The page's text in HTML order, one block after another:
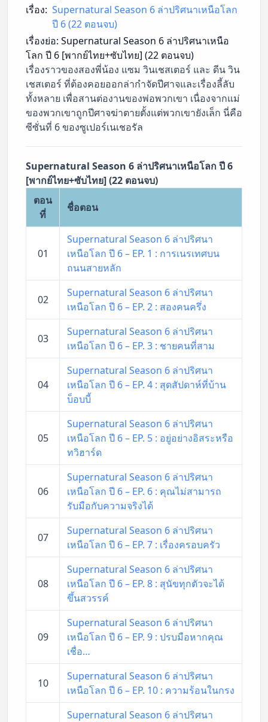
เรื่อง: Supernatural Season 6 ล่าปริศนาเหนือโลก
ปี 6 (22 ตอนจบ)
เรื่องย่อ: Supernatural Season 6 ล่าปริศนาเหนือ
โลก ปี 6 [พากย์ไทย+ซับไทย] (22 ตอนจบ)
เรื่องราวของสองพี่น้อง แซม วินเชสเตอร์ และ ดีน วิน
เชสเตอร์ ที่ต้องคอยออกล่ากำจัดปีศาจและเรื่องลี้ลับ
ทั้งหลาย เพื่อสานต่องานของพ่อพวกเขา เนื่องจากแม่
ของพวกเขาถูกปีศาจฆ่าตายตั้งแต่พวกเขายังเล็ก นี่คือ
ซีซั่นที่ 6 ของซูเปอร์เนเชอรัล
Supernatural Season 6 ล่าปริศนาเหนือโลก ปี 6
[พากย์ไทย+ซับไทย] (22 ตอนจบ)
ตอน
ที่
ชื่อตอน
01
Supernatural Season 6 ล่าปริศนา
เหนือโลก ปี 6 – EP. 1 : การเนรเทศบน
ถนนสายหลัก
02
Supernatural Season 6 ล่าปริศนา
เหนือโลก ปี 6 – EP. 2 : สองคนครึ่ง
03
Supernatural Season 6 ล่าปริศนา
เหนือโลก ปี 6 – EP. 3 : ชายคนที่สาม
04
Supernatural Season 6 ล่าปริศนา
เหนือโลก ปี 6 – EP. 4 : สุดสัปดาห์ที่บ้าน
บ็อบบี้
05
Supernatural Season 6 ล่าปริศนา
เหนือโลก ปี 6 – EP. 5 : อยู่อย่างอิสระหรือ
ทวิฮาร์ด
06
Supernatural Season 6 ล่าปริศนา
เหนือโลก ปี 6 – EP. 6 : คุณไม่สามารถ
รับมือกับความจริงได้
07
Supernatural Season 6 ล่าปริศนา
เหนือโลก ปี 6 – EP. 7 : เรื่องครอบครัว
08
Supernatural Season 6 ล่าปริศนา
เหนือโลก ปี 6 – EP. 8 : สุนัขทุกตัวจะได้
ขึ้นสวรรค์
09
Supernatural Season 6 ล่าปริศนา
เหนือโลก ปี 6 – EP. 9 : ปรบมือหากคุณ
เชื่อ…
10
Supernatural Season 6 ล่าปริศนา
เหนือโลก ปี 6 – EP. 10 : ความร้อนในกรง
Supernatural Season 6 ล่าปริศนา